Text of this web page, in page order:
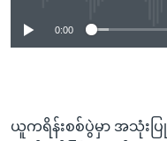
0:00
ယူကရိန်းစစ်ပွဲမှာ အသုံး